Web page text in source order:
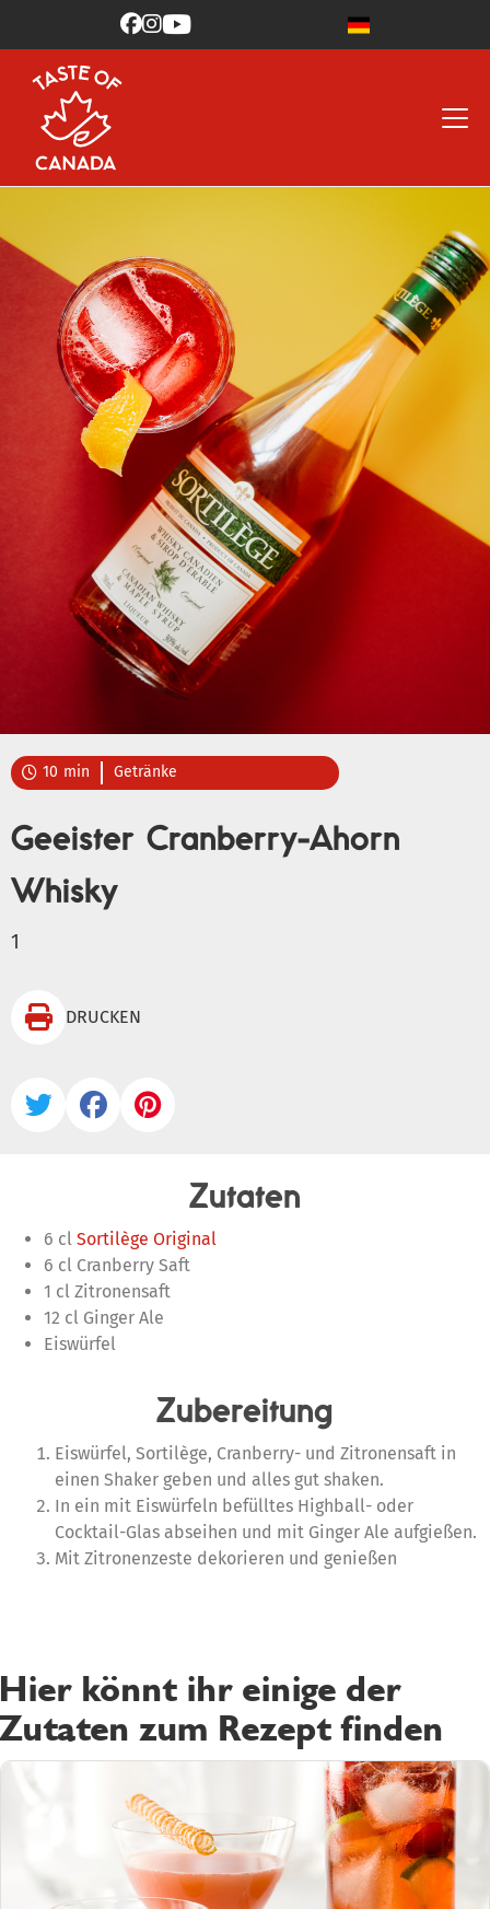

 10 min Getränke
Geeister Cranberry-Ahorn
Whisky
1
 DRUCKEN
  
Zutaten
6 cl Sortilège Original
6 cl Cranberry Saft
1 cl Zitronensaft
12 cl Ginger Ale
Eiswürfel
Zubereitung
Eiswürfel, Sortilège, Cranberry- und Zitronensaft in
einen Shaker geben und alles gut shaken.
In ein mit Eiswürfeln befülltes Highball- oder
Cocktail-Glas abseihen und mit Ginger Ale aufgießen.
Mit Zitronenzeste dekorieren und genießen
Hier könnt ihr einige der
Zutaten zum Rezept finden